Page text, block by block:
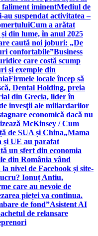
faliment iminentMediul de
suspendat activitatea –
Cum a arătat
din lume, în anul 2025
caută noi joburi: „De
confortabile”Business
care costă scump
și exemple din
Firmele locale încep să
Dental Holding, preia
din Grecia, lider în
invesţii ale miliardarilor
economică dacă nu
McKinsey / Cum
de SUA și China„Mama
și UE au parafat
un sfert din economia
din România vând
nivel de Facebook și site-
Ionuț Antiu,
care au nevoie de
pieței va continua.
de fond”Asistent AI
de relansare